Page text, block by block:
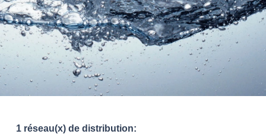
1 réseau(x) de distribution: